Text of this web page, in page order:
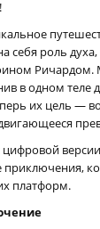
себя роль
Ричардом.
в одном теле
их цель —
приключения,
платформ.